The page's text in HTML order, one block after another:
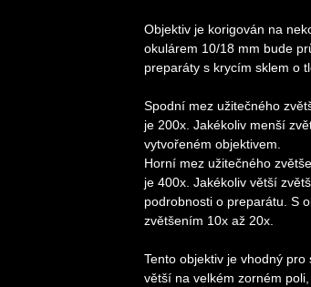
Objektiv je korigován na
okulárem 10/18 mm bude
preparáty s krycím sklem o
Spodní mez užitečného
je 200x. Jakékoliv menší
vytvořeném objektivem.
Horní mez užitečného
je 400x. Jakékoliv větší
podrobnosti o preparátu. S
zvětšením 10x až 20x.
Tento objektiv je vhodný
větší na velkém zorném